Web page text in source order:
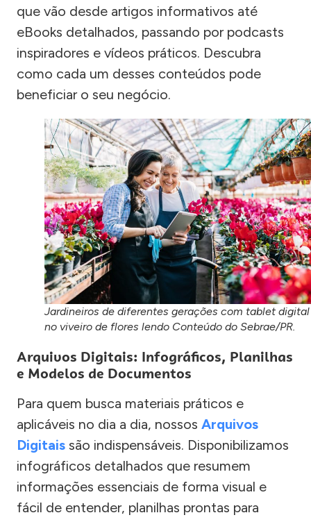
que vão desde artigos informativos até
eBooks detalhados, passando por podcasts
inspiradores e vídeos práticos. Descubra
como cada um desses conteúdos pode
beneficiar o seu negócio.
Jardineiros de diferentes gerações com tablet digital
no viveiro de flores lendo Conteúdo do Sebrae/PR.
Arquivos Digitais: Infográficos, Planilhas
e Modelos de Documentos
Para quem busca materiais práticos e
aplicáveis no dia a dia, nossos Arquivos
Digitais são indispensáveis. Disponibilizamos
infográficos detalhados que resumem
informações essenciais de forma visual e
fácil de entender, planilhas prontas para